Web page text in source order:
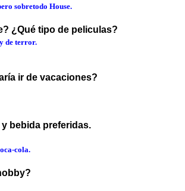
sobretodo House.
¿Qué tipo de peliculas?
de terror.
ir de vacaciones?
bebida preferidas.
cola.